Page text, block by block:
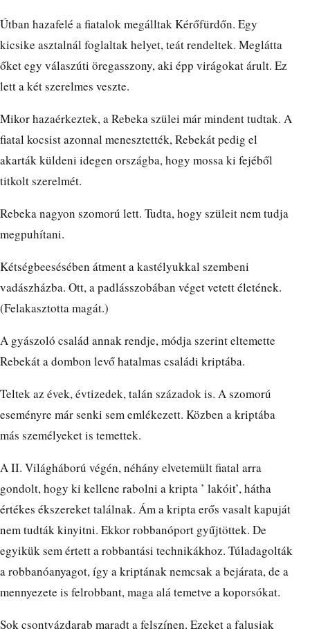
Útban hazafelé a fiatalok megálltak Kérőfürdőn. Egy
kicsike asztalnál foglaltak helyet, teát rendeltek. Meglátta
őket egy válaszúti öregasszony, aki épp virágokat árult. Ez
lett a két szerelmes veszte.
Mikor hazaérkeztek, a Rebeka szülei már mindent tudtak. A
fiatal kocsist azonnal menesztették, Rebekát pedig el
akarták küldeni idegen országba, hogy mossa ki fejéből
titkolt szerelmét.
Rebeka nagyon szomorú lett. Tudta, hogy szüleit nem tudja
megpuhítani.
Kétségbeesésében átment a kastélyukkal szembeni
vadászházba. Ott, a padlásszobában véget vetett életének.
(Felakasztotta magát.)
A gyászoló család annak rendje, módja szerint eltemette
Rebekát a dombon levő hatalmas családi kriptába.
Teltek az évek, évtizedek, talán századok is. A szomorú
eseményre már senki sem emlékezett. Közben a kriptába
más személyeket is temettek.
A II. Világháború végén, néhány elvetemült fiatal arra
gondolt, hogy ki kellene rabolni a kripta ’ lakóit’, hátha
értékes ékszereket találnak. Ám a kripta erős vasalt kapuját
nem tudták kinyitni. Ekkor robbanóport gyűjtöttek. De
egyikük sem értett a robbantási technikákhoz. Túladagolták
a robbanóanyagot, így a kriptának nemcsak a bejárata, de a
mennyezete is felrobbant, maga alá temetve a koporsókat.
Sok csontvázdarab maradt a felszínen. Ezeket a falusiak